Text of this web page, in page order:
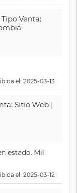
Tipo Venta:
el: 2025-03-13
Sitio Web |
estado. Mil
el: 2025-03-12